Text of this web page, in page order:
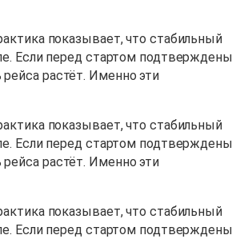
показывает, что стабильный
Если перед стартом подтверждены
растёт. Именно эти
показывает, что стабильный
Если перед стартом подтверждены
растёт. Именно эти
показывает, что стабильный
Если перед стартом подтверждены